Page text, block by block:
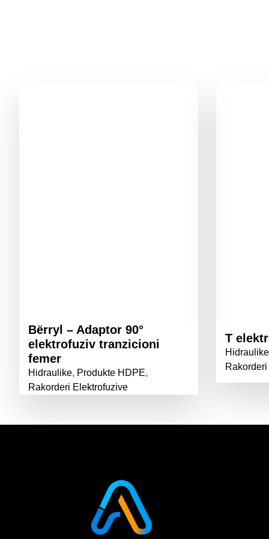
Bërryl – Adaptor 90°
elektrofuziv tranzicioni
femer
Hidraulike, Produkte HDPE,
Rakorderi Elektrofuzive
T
Hidraulike